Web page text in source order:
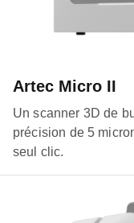
Artec Micro II
Un scanner 3D de
précision de 5
seul clic.